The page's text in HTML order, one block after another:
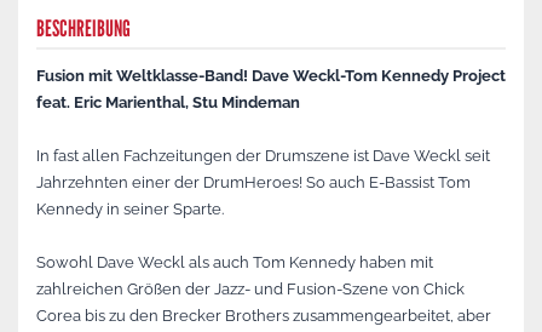
BESCHREIBUNG
Fusion mit Weltklasse-Band! Dave Weckl-Tom Kennedy Project
feat. Eric Marienthal, Stu Mindeman
In fast allen Fachzeitungen der Drumszene ist Dave Weckl seit
Jahrzehnten einer der DrumHeroes! So auch E-Bassist Tom
Kennedy in seiner Sparte.
Sowohl Dave Weckl als auch Tom Kennedy haben mit
zahlreichen Größen der Jazz- und Fusion-Szene von Chick
Corea bis zu den Brecker Brothers zusammengearbeitet, aber